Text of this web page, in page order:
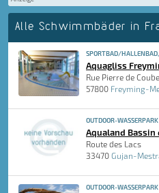
Alle Schwimmbäder in
SPORTBAD/
Aquagliss
Rue Pierre de
57800 Freyming-
OUTDOOR-WASSERPARK
Aqualand
Route des Lacs
33470 Gujan-
OUTDOOR-WASSERPARK